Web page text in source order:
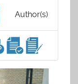
Author(s)